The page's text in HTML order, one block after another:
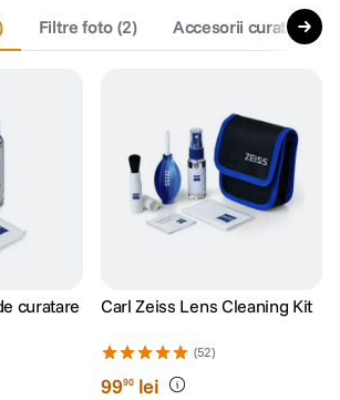
Filtre foto (2) Accesorii curatare si
curatare Carl Zeiss Lens Cleaning Kit
(52)
9990 lei